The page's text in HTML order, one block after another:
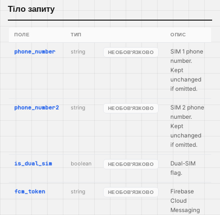
Тіло запиту
ПОЛЕ ТИП ОПИС
phone_number string НЕОБОВ'ЯЗКОВО
SIM 1 phone
number.
Kept
unchanged
if omitted.
phone_number2 string НЕОБОВ'ЯЗКОВО
SIM 2 phone
number.
Kept
unchanged
if omitted.
is_dual_sim boolean НЕОБОВ'ЯЗКОВО
Dual-SIM
flag.
fcm_token string НЕОБОВ'ЯЗКОВО
Firebase
Cloud
Messaging